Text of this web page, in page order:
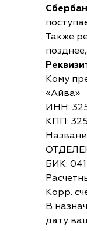
Также
Кому
«Айва»
ИНН:
КПП:
БИК:
Корр.
В
дату